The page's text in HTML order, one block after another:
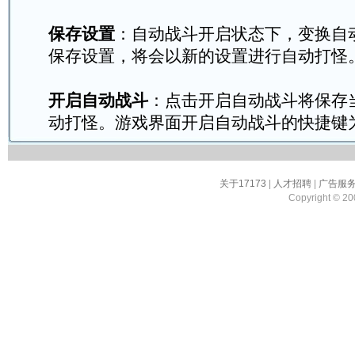
保存设置 ：自动战斗开启状态下，变换
保存设置，将会以新的设置进行自动打怪
开启自动战斗 ：点击开启自动战斗将保
动打怪。游戏界面开启自动战斗的快捷键
关于17173 人才招聘
广告服
Copyright ©